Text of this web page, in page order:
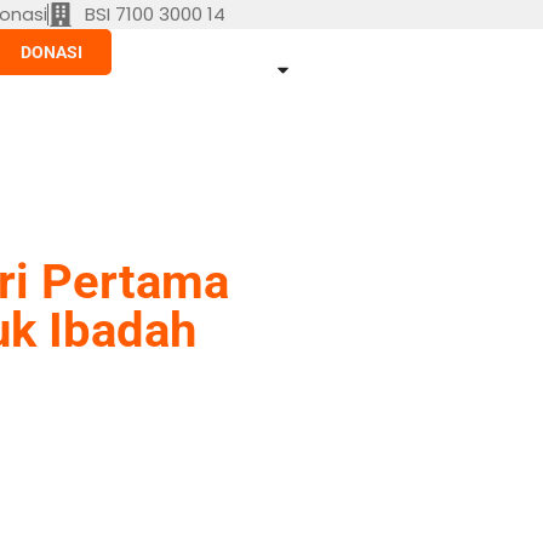
BSI 7100 3000 14
DONASI
Pertama
Ibadah